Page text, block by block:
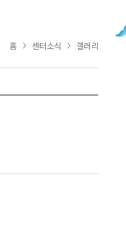
홈 센터소식 갤러리